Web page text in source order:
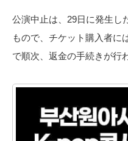
公演中止は、29日に発生し
もので、チケット購入者に
で順次、返金の手続きが行